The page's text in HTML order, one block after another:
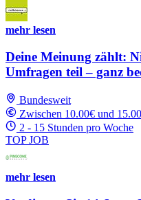
mehr lesen
Deine Meinung zählt:
Umfragen teil – ganz
Bundesweit
Zwischen 10.00€ und
2 - 15 Stunden pro Woche
TOP JOB
mehr lesen